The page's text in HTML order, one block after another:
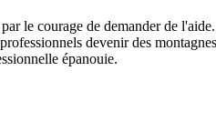
le courage de demander de
devenir des
épanouie.